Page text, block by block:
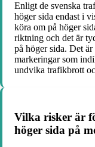
Enligt de svenska
höger sida endast i
köra om på höger
riktning och det är
på höger sida. Det
markeringar som
undvika trafikbrott
Vilka risker är
höger sida på